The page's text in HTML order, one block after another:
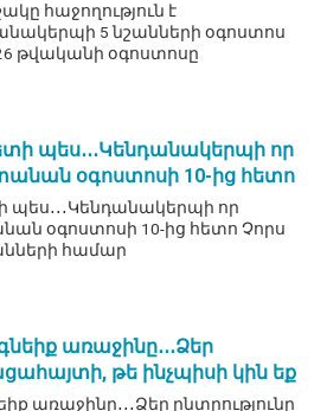
հաջողություն է
5 նշանների օգոստոս
թվականի օգոստոսը
պես․․․Կենդանակերպի որ
օգոստոսի 10-ից հետո
պես․․․Կենդանակերպի որ
օգոստոսի 10-ից հետո Չորս
համար
առաջինը․․․Ձեր
թե ինչպիսի կին եք
առաջինը․․․Ձեր ընտրությունը